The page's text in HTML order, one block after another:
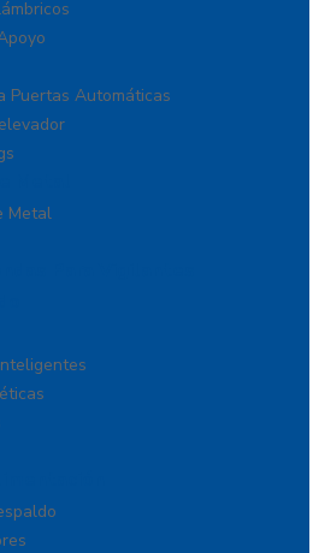
Puertas Automáticas
Metal
Metal
Para Vigilantes